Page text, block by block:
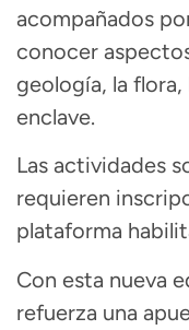
acompañados
conocer
geología, la flora,
enclave.
Las actividades
requieren
plataforma
Con esta nueva
refuerza una